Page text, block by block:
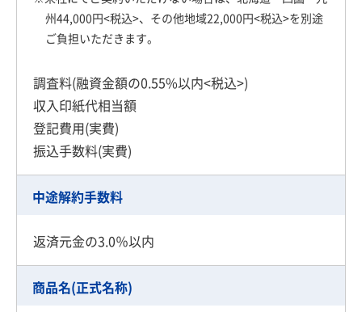
州44,000円<税込>、その他地域22,000円<税込>を別途
ご負担いただきます。
調査料(融資金額の0.55%以内<税込>)
収入印紙代相当額
登記費用(実費)
振込手数料(実費)
中途解約手数料
返済元金の3.0％以内
商品名(正式名称)